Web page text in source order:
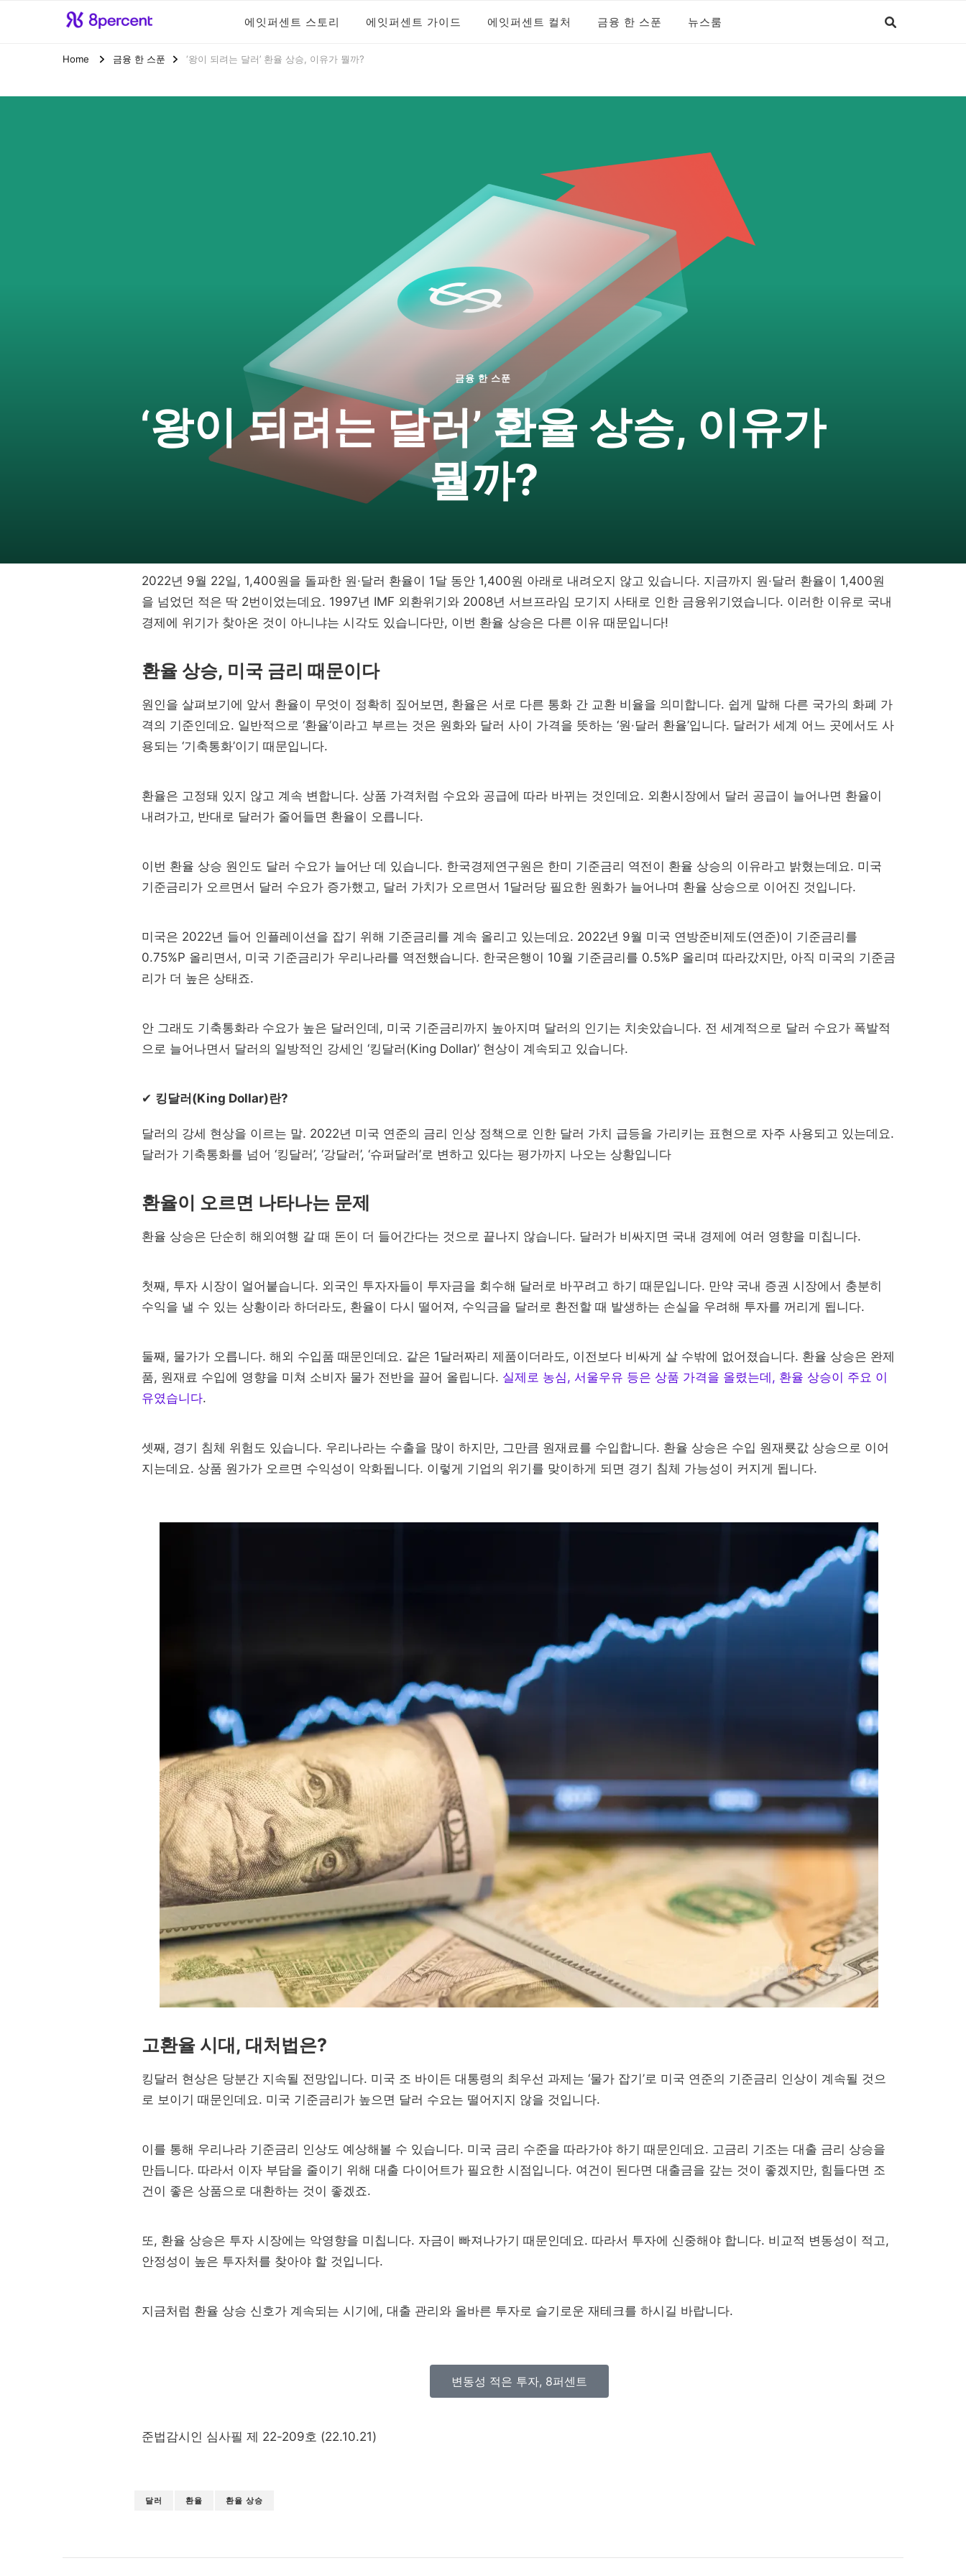
에잇퍼센트 공식 블로그
맞닿아 펼쳐진 금융 가능성, 에잇퍼센트 공식 블로그
에잇퍼센트 스토리 에잇퍼센트 가이드 에잇퍼센트 컬처 금융 한 스푼 뉴스룸
Home 금융 한 스푼 ‘왕이 되려는 달러’ 환율 상승, 이유가 뭘까?
금융 한 스푼
‘왕이 되려는 달러’ 환율 상승, 이유가
뭘까?
2022년 9월 22일, 1,400원을 돌파한 원·달러 환율이 1달 동안 1,400원 아래로 내려오지 않고 있습니다. 지금까지 원·달러 환율이 1,400원
을 넘었던 적은 딱 2번이었는데요. 1997년 IMF 외환위기와 2008년 서브프라임 모기지 사태로 인한 금융위기였습니다. 이러한 이유로 국내
경제에 위기가 찾아온 것이 아니냐는 시각도 있습니다만, 이번 환율 상승은 다른 이유 때문입니다!
환율 상승, 미국 금리 때문이다
원인을 살펴보기에 앞서 환율이 무엇이 정확히 짚어보면, 환율은 서로 다른 통화 간 교환 비율을 의미합니다. 쉽게 말해 다른 국가의 화폐 가
격의 기준인데요. 일반적으로 ‘환율’이라고 부르는 것은 원화와 달러 사이 가격을 뜻하는 ‘원·달러 환율’입니다. 달러가 세계 어느 곳에서도 사
용되는 ‘기축통화’이기 때문입니다.
환율은 고정돼 있지 않고 계속 변합니다. 상품 가격처럼 수요와 공급에 따라 바뀌는 것인데요. 외환시장에서 달러 공급이 늘어나면 환율이
내려가고, 반대로 달러가 줄어들면 환율이 오릅니다.
이번 환율 상승 원인도 달러 수요가 늘어난 데 있습니다. 한국경제연구원은 한미 기준금리 역전이 환율 상승의 이유라고 밝혔는데요. 미국
기준금리가 오르면서 달러 수요가 증가했고, 달러 가치가 오르면서 1달러당 필요한 원화가 늘어나며 환율 상승으로 이어진 것입니다.
미국은 2022년 들어 인플레이션을 잡기 위해 기준금리를 계속 올리고 있는데요. 2022년 9월 미국 연방준비제도(연준)이 기준금리를
0.75%P 올리면서, 미국 기준금리가 우리나라를 역전했습니다. 한국은행이 10월 기준금리를 0.5%P 올리며 따라갔지만, 아직 미국의 기준금
리가 더 높은 상태죠.
안 그래도 기축통화라 수요가 높은 달러인데, 미국 기준금리까지 높아지며 달러의 인기는 치솟았습니다. 전 세계적으로 달러 수요가 폭발적
으로 늘어나면서 달러의 일방적인 강세인 ‘킹달러(King Dollar)’ 현상이 계속되고 있습니다.
✔ 킹달러(King Dollar)란?
달러의 강세 현상을 이르는 말. 2022년 미국 연준의 금리 인상 정책으로 인한 달러 가치 급등을 가리키는 표현으로 자주 사용되고 있는데요.
달러가 기축통화를 넘어 ‘킹달러’, ‘강달러’, ‘슈퍼달러’로 변하고 있다는 평가까지 나오는 상황입니다
환율이 오르면 나타나는 문제
환율 상승은 단순히 해외여행 갈 때 돈이 더 들어간다는 것으로 끝나지 않습니다. 달러가 비싸지면 국내 경제에 여러 영향을 미칩니다.
첫째, 투자 시장이 얼어붙습니다. 외국인 투자자들이 투자금을 회수해 달러로 바꾸려고 하기 때문입니다. 만약 국내 증권 시장에서 충분히
수익을 낼 수 있는 상황이라 하더라도, 환율이 다시 떨어져, 수익금을 달러로 환전할 때 발생하는 손실을 우려해 투자를 꺼리게 됩니다.
둘째, 물가가 오릅니다. 해외 수입품 때문인데요. 같은 1달러짜리 제품이더라도, 이전보다 비싸게 살 수밖에 없어졌습니다. 환율 상승은 완제
품, 원재료 수입에 영향을 미쳐 소비자 물가 전반을 끌어 올립니다. 실제로 농심, 서울우유 등은 상품 가격을 올렸는데, 환율 상승이 주요 이
유였습니다.
셋째, 경기 침체 위험도 있습니다. 우리나라는 수출을 많이 하지만, 그만큼 원재료를 수입합니다. 환율 상승은 수입 원재룟값 상승으로 이어
지는데요. 상품 원가가 오르면 수익성이 악화됩니다. 이렇게 기업의 위기를 맞이하게 되면 경기 침체 가능성이 커지게 됩니다.
고환율 시대, 대처법은?
킹달러 현상은 당분간 지속될 전망입니다. 미국 조 바이든 대통령의 최우선 과제는 ‘물가 잡기’로 미국 연준의 기준금리 인상이 계속될 것으
로 보이기 때문인데요. 미국 기준금리가 높으면 달러 수요는 떨어지지 않을 것입니다.
이를 통해 우리나라 기준금리 인상도 예상해볼 수 있습니다. 미국 금리 수준을 따라가야 하기 때문인데요. 고금리 기조는 대출 금리 상승을
만듭니다. 따라서 이자 부담을 줄이기 위해 대출 다이어트가 필요한 시점입니다. 여건이 된다면 대출금을 갚는 것이 좋겠지만, 힘들다면 조
건이 좋은 상품으로 대환하는 것이 좋겠죠.
또, 환율 상승은 투자 시장에는 악영향을 미칩니다. 자금이 빠져나가기 때문인데요. 따라서 투자에 신중해야 합니다. 비교적 변동성이 적고,
안정성이 높은 투자처를 찾아야 할 것입니다.
지금처럼 환율 상승 신호가 계속되는 시기에, 대출 관리와 올바른 투자로 슬기로운 재테크를 하시길 바랍니다.
변동성 적은 투자, 8퍼센트
준법감시인 심사필 제 22-209호 (22.10.21)
달러 환율 환율 상승